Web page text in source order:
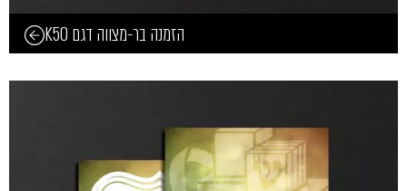
הזמנה בר-מצווה דגם K50